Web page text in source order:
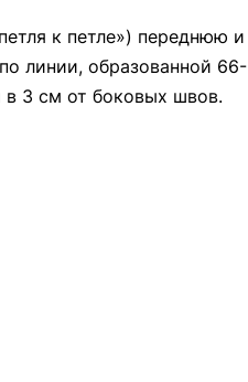
к петле») переднюю и
линии, образованной 66-
в 3 см от боковых швов.